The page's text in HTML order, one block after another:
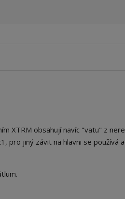
XTRM obsahují navíc "vatu" z
pro jiný závit na hlavni se používá